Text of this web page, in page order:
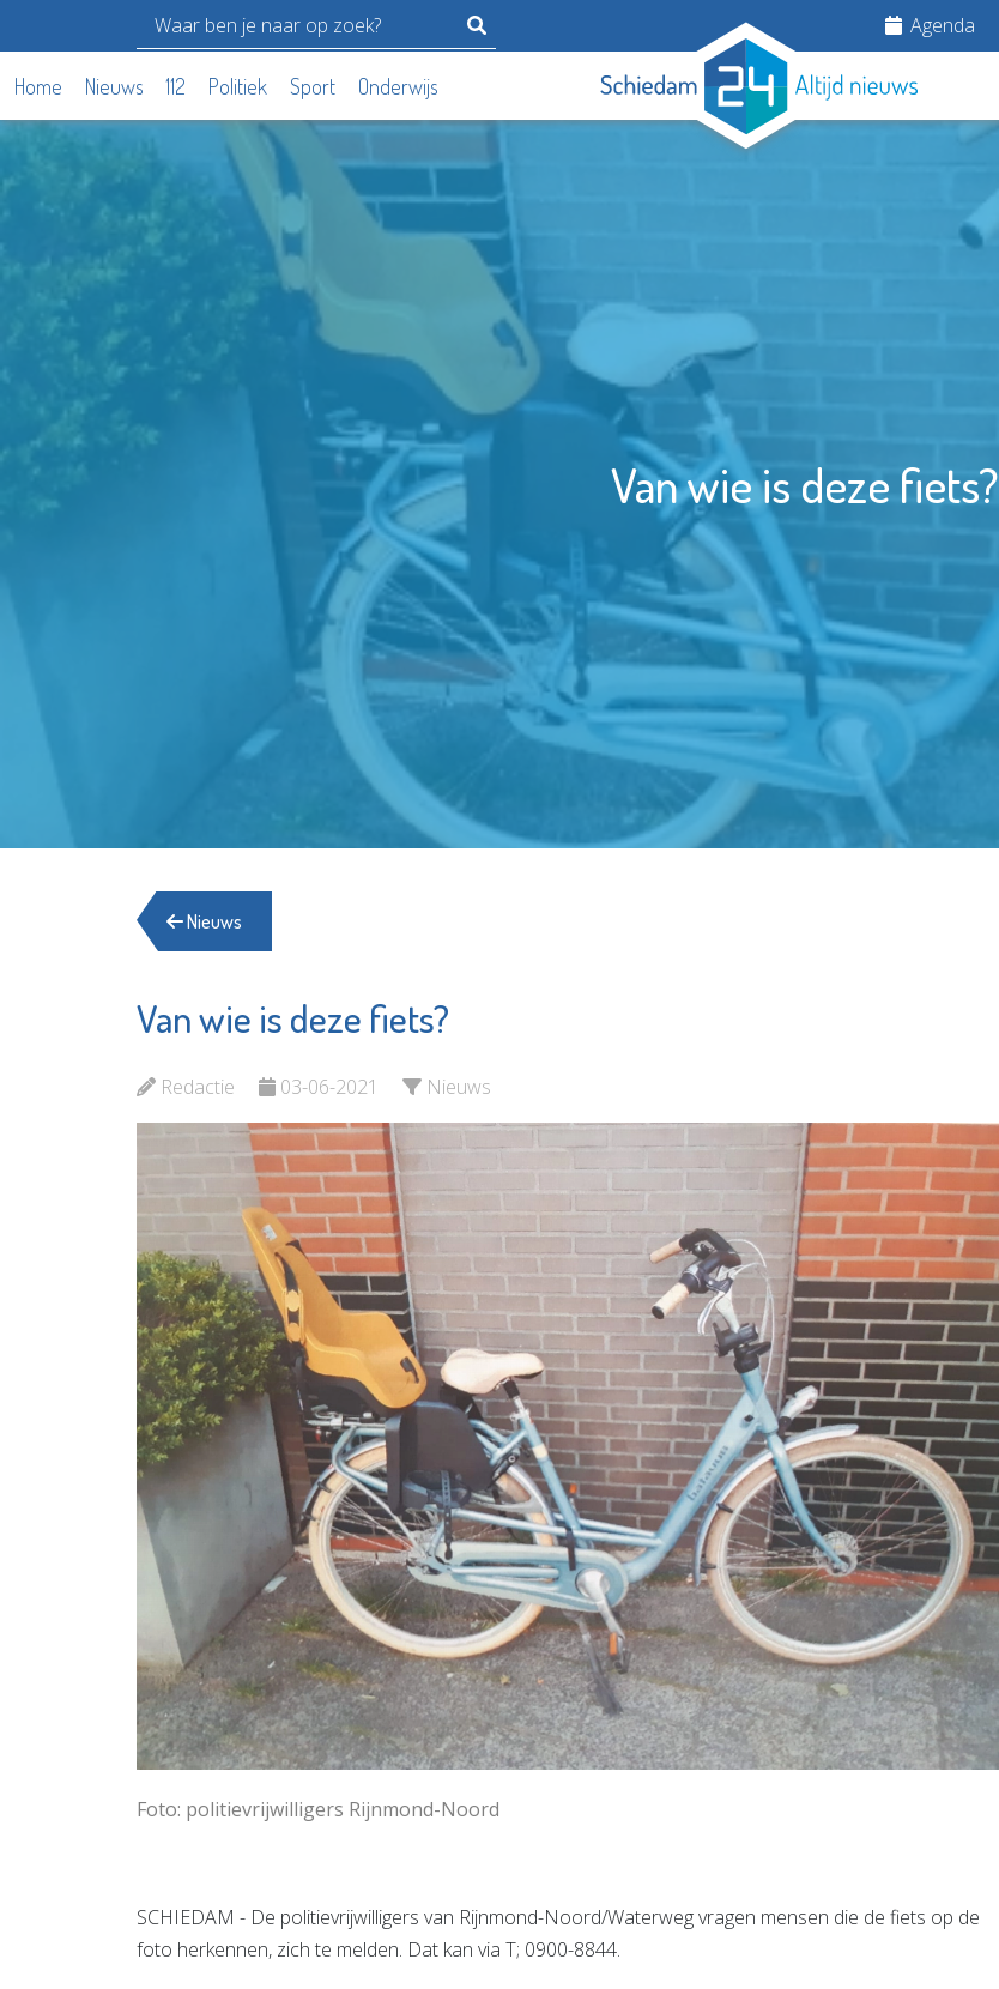
Agenda
Home Nieuws 112 Politiek Sport Onderwijs
Van wie is deze fiets?
Nieuws
Van wie is deze fiets?
Redactie 03-06-2021 Nieuws
Foto: politievrijwilligers Rijnmond-Noord
SCHIEDAM - De politievrijwilligers van Rijnmond-Noord/Waterweg vragen mensen die de fiets op de
foto herkennen, zich te melden. Dat kan via T; 0900-8844.
Energiehulp
Bekijk de pagina Bekijk de pagina